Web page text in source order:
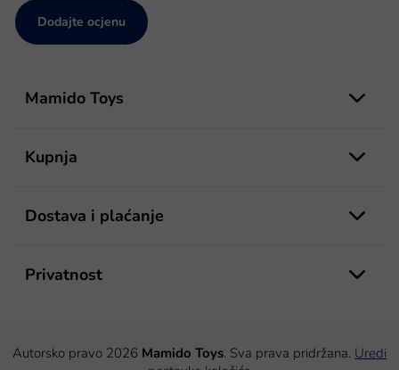
Dodajte ocjenu
Mamido Toys
Kupnja
Dostava i plaćanje
Privatnost
Autorsko pravo 2026 Mamido Toys. Sva prava pridržana. Uredi